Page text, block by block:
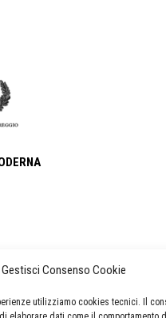
Gestisci Consenso Cookie
utilizziamo cookies tecnici. Il
+39 338 5714978 (orario
09.00/13.00)